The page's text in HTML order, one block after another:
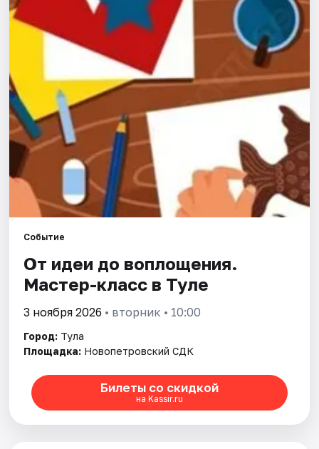
Площадки
Рейтинги
Событие
От идеи до воплощения.
Мастер-класс в Туле
3 ноября 2026 • вторник • 10:00
Город: Тула
Площадка: Новопетровский СДК
Билеты со скидкой
на Kassir.ru